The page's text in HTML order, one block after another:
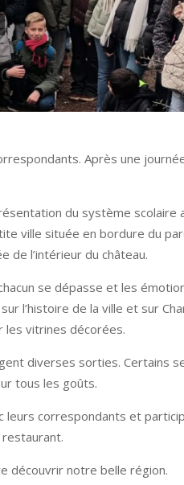
Après une
du système scolaire
ville située en bordure du
de l’intérieur du château.
se dépasse et les
l’histoire de la ville et sur
les vitrines décorées.
diverses sorties. Certains
tous les goûts.
leurs correspondants et
découvrir notre belle région.